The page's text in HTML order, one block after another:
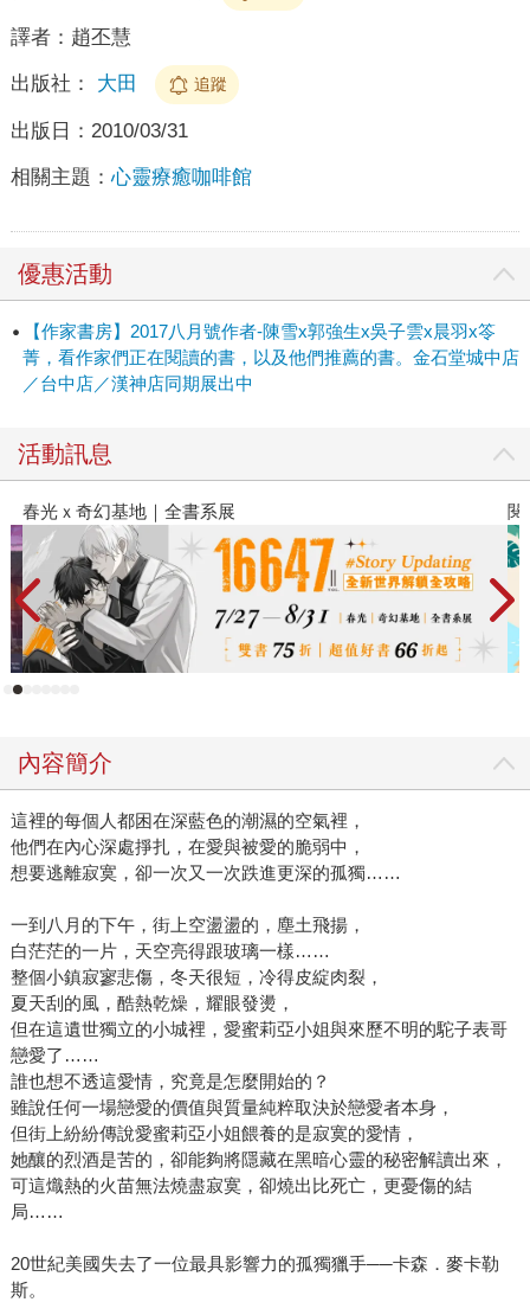
譯者： 趙丕慧
出版社： 大田 追蹤
出版日： 2010/03/31
相關主題：心靈療癒咖啡館
優惠活動
【作家書房】2017八月號作者-陳雪x郭強生x吳子雲x晨羽x笭
菁，看作家們正在閱讀的書，以及他們推薦的書。金石堂城中店
／台中店／漢神店同期展出中
活動訊息
閱讀漫遊錄-2026上半年暢銷榜
內容簡介
這裡的每個人都困在深藍色的潮濕的空氣裡，
他們在內心深處掙扎，在愛與被愛的脆弱中，
想要逃離寂寞，卻一次又一次跌進更深的孤獨……
一到八月的下午，街上空盪盪的，塵土飛揚，
白茫茫的一片，天空亮得跟玻璃一樣……
整個小鎮寂寥悲傷，冬天很短，冷得皮綻肉裂，
夏天刮的風，酷熱乾燥，耀眼發燙，
但在這遺世獨立的小城裡，愛蜜莉亞小姐與來歷不明的駝子表哥
戀愛了……
誰也想不透這愛情，究竟是怎麼開始的？
雖說任何一場戀愛的價值與質量純粹取決於戀愛者本身，
但街上紛紛傳說愛蜜莉亞小姐餵養的是寂寞的愛情，
她釀的烈酒是苦的，卻能夠將隱藏在黑暗心靈的秘密解讀出來，
可這熾熱的火苗無法燒盡寂寞，卻燒出比死亡，更憂傷的結
局……
20世紀美國失去了一位最具影響力的孤獨獵手──卡森．麥卡勒
斯。